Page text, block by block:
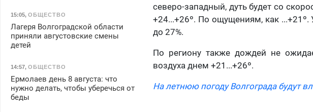
северо-западный, дуть будет со
+24...+26º. По ощущениям, как
до 27%.
По региону также дождей не
воздуха днем +21...+26º.
На летнюю погоду Волгограда будут
15:05, ОБЩЕСТВО
Лагеря Волгоградской области
приняли августовские смены
детей
14:57, ОБЩЕСТВО
Ермолаев день 8 августа: что
нужно делать, чтобы уберечься от
беды